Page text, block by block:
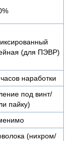
(для ПЭВР)
наработки
под винт/
пайку)
(нихром/